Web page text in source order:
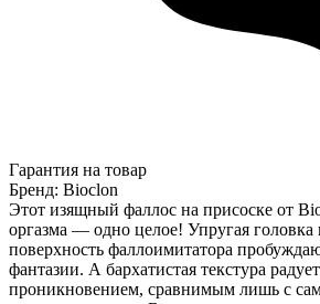
Гарантия на товар
Бренд: Bioclon
Этот изящный фаллос на присоске от
оргазма — одно целое! Упругая головка
поверхность фаллоимитатора
фантазии. А бархатистая текстура
проникновением, сравнимым лишь с